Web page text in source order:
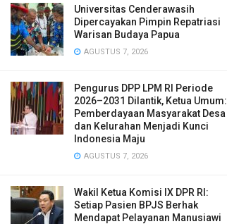
Universitas Cenderawasih
Dipercayakan Pimpin Repatriasi
Warisan Budaya Papua
AGUSTUS 7, 2026
Pengurus DPP LPM RI Periode
2026–2031 Dilantik, Ketua Umum:
Pemberdayaan Masyarakat Desa
dan Kelurahan Menjadi Kunci
Indonesia Maju
AGUSTUS 7, 2026
Wakil Ketua Komisi IX DPR RI:
Setiap Pasien BPJS Berhak
Mendapat Pelayanan Manusiawi